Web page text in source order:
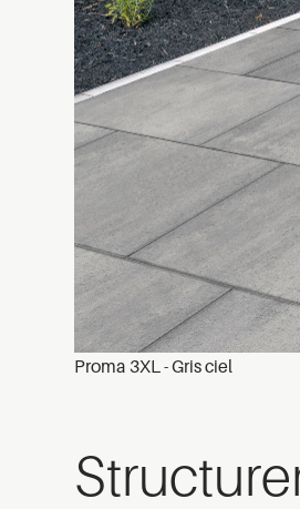
Proma 3XL - Gris ciel